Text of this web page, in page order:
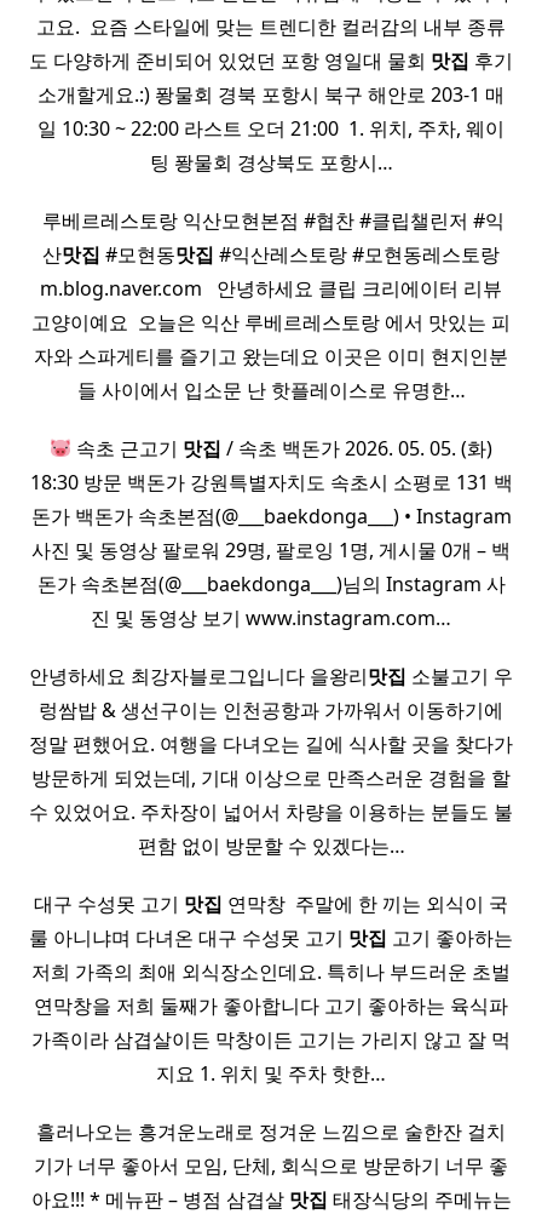
고요. ​ 요즘 스타일에 맞는 트렌디한 컬러감의 내부 종류
도 다양하게 준비되어 있었던 포항 영일대 물회 맛집 후기
소개할게요.:) 퐝물회 경북 포항시 북구 해안로 203-1 매
일 10:30 ~ 22:00 라스트 오더 21:00 ​ 1. 위치, 주차, 웨이
팅 퐝물회 경상북도 포항시…
​ 루베르레스토랑 익산모현본점 #협찬 #클립챌린저 #익
산맛집 #모현동맛집 #익산레스토랑 #모현동레스토랑
m.blog.naver.com ​ ​ 안녕하세요 클립 크리에이터 리뷰
고양이예요 ​ 오늘은 익산 루베르레스토랑 에서 맛있는 피
자와 스파게티를 즐기고 왔는데요 이곳은 이미 현지인분
들 사이에서 입소문 난 핫플레이스로 유명한…
속초 근고기 맛집 / 속초 백돈가 2026. 05. 05. (화)
18:30 방문 백돈가 강원특별자치도 속초시 소평로 131 백
돈가 백돈가 속초본점(@___baekdonga___) • Instagram
사진 및 동영상 팔로워 29명, 팔로잉 1명, 게시물 0개 – 백
돈가 속초본점(@___baekdonga___)님의 Instagram 사
진 및 동영상 보기 www.instagram.com…
안녕하세요 최강자블로그입니다 을왕리맛집 소불고기 우
렁쌈밥 & 생선구이는 인천공항과 가까워서 이동하기에
정말 편했어요. 여행을 다녀오는 길에 식사할 곳을 찾다가
방문하게 되었는데, 기대 이상으로 만족스러운 경험을 할
수 있었어요. 주차장이 넓어서 차량을 이용하는 분들도 불
편함 없이 방문할 수 있겠다는…
대구 수성못 고기 맛집 연막창 ​ 주말에 한 끼는 외식이 국
룰 아니냐며 다녀온 대구 수성못 고기 맛집 고기 좋아하는
저희 가족의 최애 외식장소인데요. 특히나 부드러운 초벌
연막창을 저희 둘째가 좋아합니다 고기 좋아하는 육식파
가족이라 삼겹살이든 막창이든 고기는 가리지 않고 잘 먹
지요 1. 위치 및 주차 핫한…
흘러나오는 흥겨운노래로 정겨운 느낌으로 술한잔 걸치
기가 너무 좋아서 모임, 단체, 회식으로 방문하기 너무 좋
아요!!! * 메뉴판 – 병점 삼겹살 맛집 태장식당의 주메뉴는